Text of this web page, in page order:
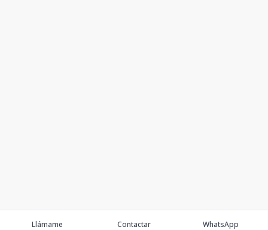
Llámame Contactar WhatsApp